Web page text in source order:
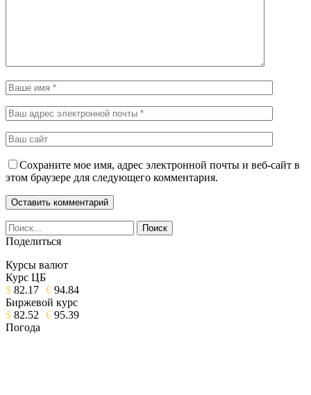
Сохраните мое имя, адрес электронной почты и веб-сайт в
этом браузере для следующего комментария.
Поделиться
Курсы валют
Курс ЦБ
$ 82.17 € 94.84
Биржевой курс
$ 82.52 € 95.39
Погода